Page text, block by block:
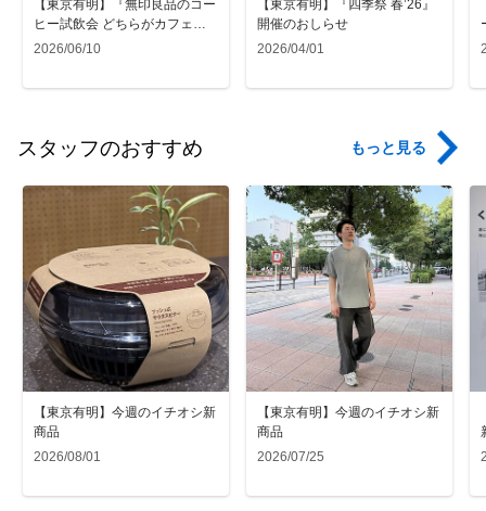
【東京有明】『無印良品のコー
ヒー試飲会 どちらがカフェイ
ンレスか当てよう』 開催のお
2026/06/10
【東京有明】『四季祭 春’26』
開催のおしらせ
2026/04/01
スタッフのおすすめ もっと見る
【東京有明】今週のイチオシ新
商品
2026/08/01
【東京有明】今週のイチオシ新
商品
2026/07/25